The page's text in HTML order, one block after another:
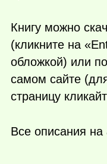
Книгу можно
(кликните на
обложкой) или
самом сайте
страницу
Все описания на